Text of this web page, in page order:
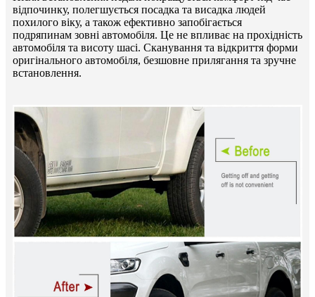
відпочинку, полегшується посадка та висадка людей
похилого віку, а також ефективно запобігається
подряпинам зовні автомобіля. Це не впливає на прохідність
автомобіля та висоту шасі. Сканування та відкриття форми
оригінального автомобіля, безшовне прилягання та зручне
встановлення.